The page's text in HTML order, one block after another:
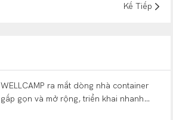
Kế Tiếp
WELLCAMP ra mắt dòng nhà container
gấp gọn và mở rộng, triển khai nhanh